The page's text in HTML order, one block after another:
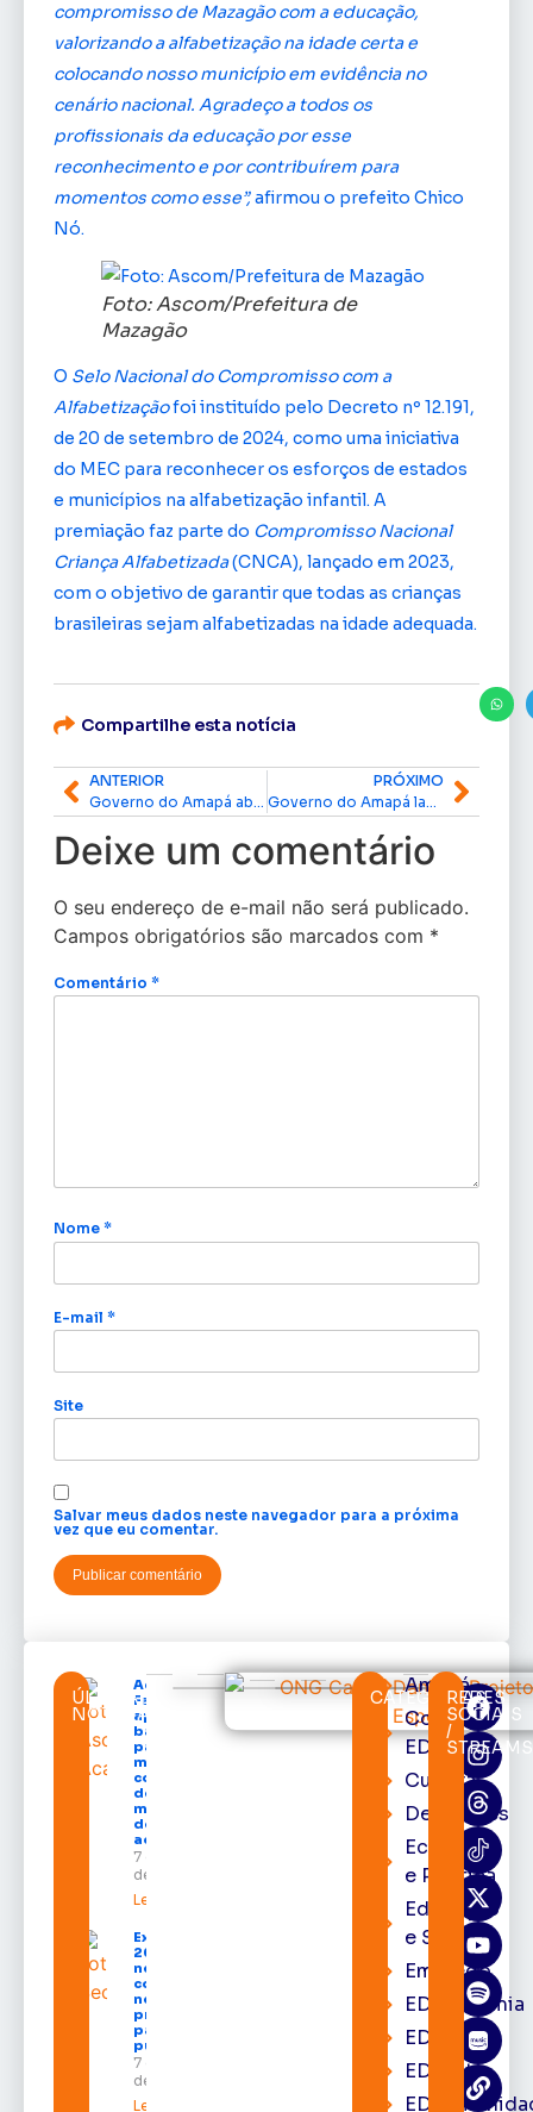
compromisso de Mazagão com a educação,
valorizando a alfabetização na idade certa e
colocando nosso município em evidência no
cenário nacional. Agradeço a todos os
profissionais da educação por esse
reconhecimento e por contribuírem para
momentos como esse”,afirmou o prefeito Chico
Nó.
Foto: Ascom/Prefeitura de
Mazagão
O Selo Nacional do Compromisso com a
Alfabetizaçãofoi instituído pelo Decreto nº 12.191,
de 20 de setembro de 2024, como uma iniciativa
do MEC para reconhecer os esforços de estados
e municípios na alfabetização infantil. A
premiação faz parte do Compromisso Nacional
Criança Alfabetizada(CNCA), lançado em 2023,
com o objetivo de garantir que todas as crianças
brasileiras sejam alfabetizadas na idade adequada.
Compartilhe esta notícia
ANTERIOR
PRÓXIMO
Deixe um comentário
O seu endereço de e-mail não será publicado.
Campos obrigatórios são marcados com *
Comentário *
Nome *
E-mail *
Site
Salvar meus dados neste navegador para a próxima
vez que eu comentar.
ÚLTIMAS
NOTÍCIAS
Acácio
Favacho
apresenta
balanço
parcial do
mandato
com mais
de R$ 668
milhões
destinados
ao Amapá
7 de agosto
de 2026
Leia mais »
Expofeira
2026 começa
neste sábado
com shows,
negócios e
programação
para todos os
públicos
7 de agosto
de 2026
Leia mais »
CATEGORIAS
Amapá
Cortes
EDcast
Cultura
Destaques
Economia
e Política
Educação
e Saúde
Emprego
EDacademia
EDbrasília
EDcast
REDES
SOCIAIS
/
STREAMS